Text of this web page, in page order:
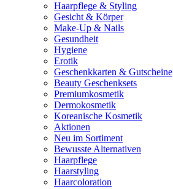
Haarpflege & Styling
Gesicht & Körper
Make-Up & Nails
Gesundheit
Hygiene
Erotik
Geschenkkarten & Gutscheine
Beauty Geschenksets
Premiumkosmetik
Dermokosmetik
Koreanische Kosmetik
Aktionen
Neu im Sortiment
Bewusste Alternativen
Haarpflege
Haarstyling
Haarcoloration